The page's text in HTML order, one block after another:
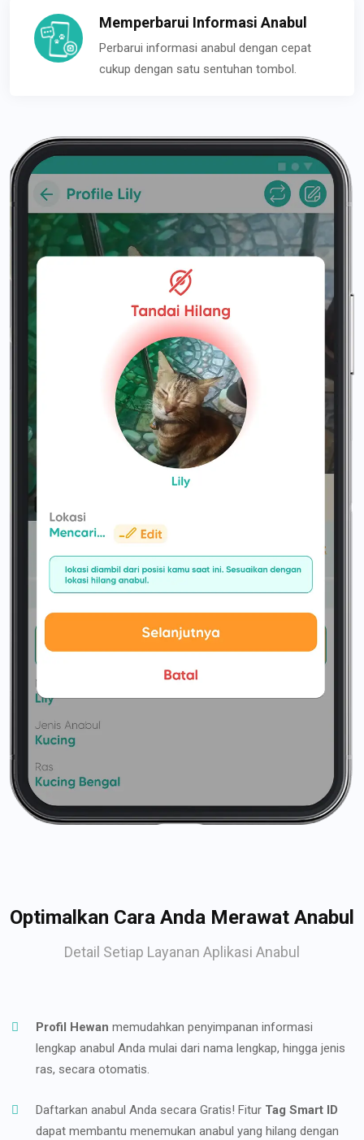
Memperbarui Informasi Anabul
Perbarui informasi anabul dengan cepat
cukup dengan satu sentuhan tombol.
Optimalkan Cara Anda Merawat Anabul
Detail Setiap Layanan Aplikasi Anabul
Profil Hewan memudahkan penyimpanan informasi
lengkap anabul Anda mulai dari nama lengkap, hingga jenis
ras, secara otomatis.
Daftarkan anabul Anda secara Gratis! Fitur Tag Smart ID
dapat membantu menemukan anabul yang hilang dengan